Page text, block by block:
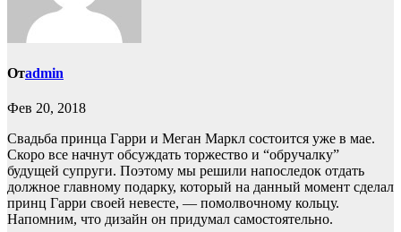
Отadmin
Фев 20, 2018
Свадьба принца Гарри и Меган Маркл состоится уже в мае.
Скоро все начнут обсуждать торжество и “обручалку”
будущей супруги. Поэтому мы решили напоследок отдать
должное главному подарку, который на данный момент сделал
принц Гарри своей невесте, — помолвочному кольцу.
Напомним, что дизайн он придумал самостоятельно.